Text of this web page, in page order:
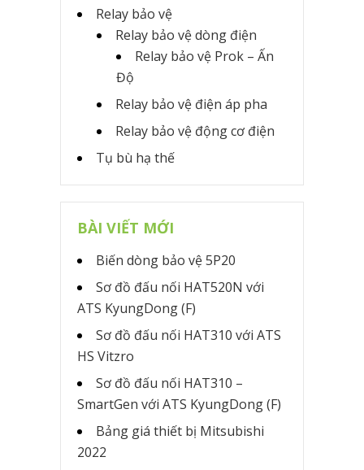
Relay bảo vệ
Relay bảo vệ dòng điện
Relay bảo vệ Prok – Ấn
Độ
Relay bảo vệ điện áp pha
Relay bảo vệ động cơ điện
Tụ bù hạ thế
BÀI VIẾT MỚI
Biến dòng bảo vệ 5P20
Sơ đồ đấu nối HAT520N với
ATS KyungDong (F)
Sơ đồ đấu nối HAT310 với ATS
HS Vitzro
Sơ đồ đấu nối HAT310 –
SmartGen với ATS KyungDong (F)
Bảng giá thiết bị Mitsubishi
2022